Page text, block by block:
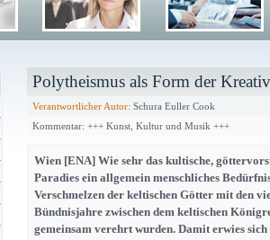
Polytheismus als Form der
Verantwortlicher Autor: Schura Euller Cook
Kommentar: +++ Kunst, Kultur und Musik +++
Wien [ENA] Wie sehr das kultische,
Paradies ein allgemein menschliches
Verschmelzen der keltischen Götter mit den
Bündnisjahre zwischen dem keltischen
gemeinsam verehrt wurden. Damit erwies